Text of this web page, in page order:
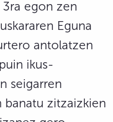
egon zen
Eguna
antolatzen
ikus-
seigarren
banatu zitzaizkien